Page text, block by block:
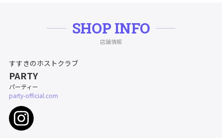
SHOP INFO
店舗情報
すすきのホストクラブ
PARTY
パーティー
party-official.com